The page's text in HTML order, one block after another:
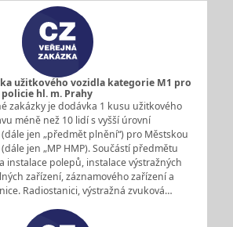
užitkového vozidla kategorie M1 pro
hl. m. Prahy
zakázky je dodávka 1 kusu užitkového
méně než 10 lidí s vyšší úrovní
jen „předmět plnění“) pro Městskou
jen „MP HMP). Součástí předmětu
instalace polepů, instalace výstražných
zařízení, záznamového zařízení a
Radiostanici, výstražná zvuková…